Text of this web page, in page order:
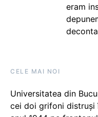
eram
CELE MAI NOI
Universitatea din
cei doi grifoni distruși